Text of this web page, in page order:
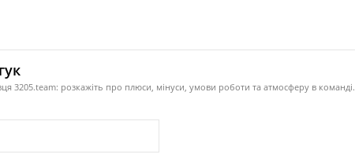
3205.team: розкажіть про плюси, мінуси, умови роботи та атмосферу в команді.